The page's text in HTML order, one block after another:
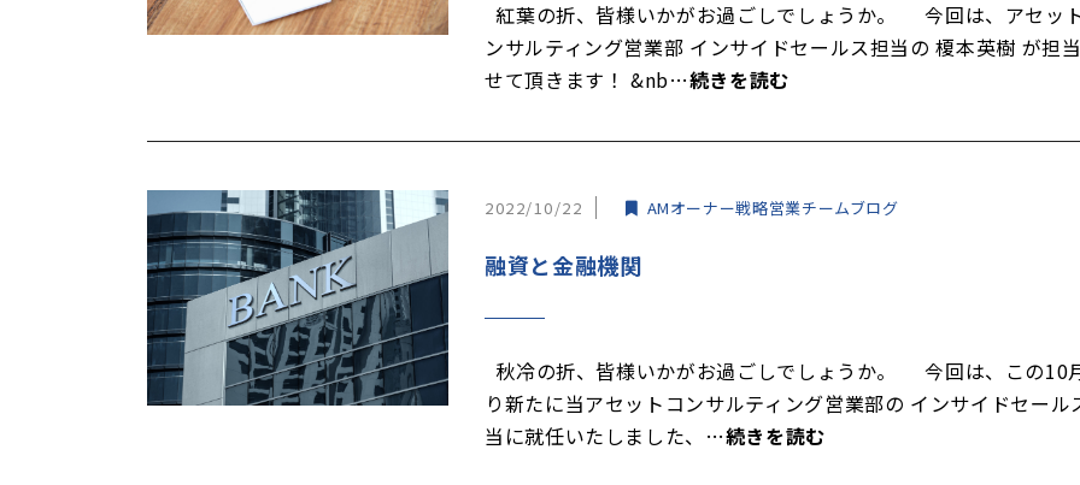
紅葉の折、皆様いかがお過ごしでしょうか。 今回は、アセッ
ンサルティング営業部 インサイドセールス担当の 榎本英樹 が担
せて頂きます！ &nb…続きを読む
2022/10/22 AMオーナー戦略営業チームブログ
融資と金融機関
秋冷の折、皆様いかがお過ごしでしょうか。 今回は、この10
り新たに当アセットコンサルティング営業部の インサイドセール
当に就任いたしました、…続きを読む